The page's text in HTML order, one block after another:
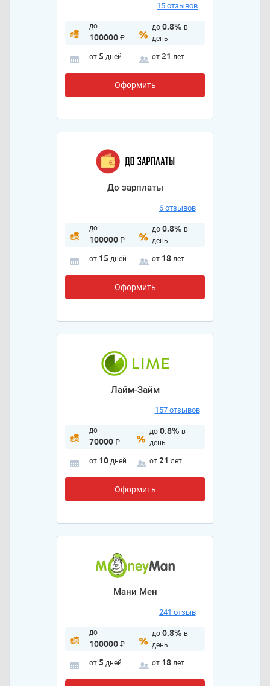
15 отзывов
до
100000₽
до 0.8% в
день
от 5 дней от 21 лет
Оформить
До зарплаты
6 отзывов
до
100000₽
до 0.8% в
день
от 15 дней от 18 лет
Оформить
Лайм-Займ
157 отзывов
до
70000₽
до 0.8% в
день
от 10 дней от 21 лет
Оформить
Мани Мен
241 отзыв
до
100000₽
до 0.8% в
день
от 5 дней от 18 лет